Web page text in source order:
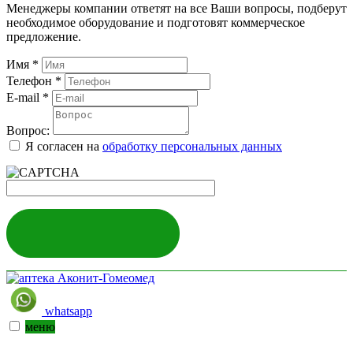
Менеджеры компании ответят на все Ваши вопросы, подберут
необходимое оборудование и подготовят коммерческое
предложение.
Имя *
Телефон *
E-mail *
Вопрос:
Я согласен на обработку персональных данных
whatsapp
меню